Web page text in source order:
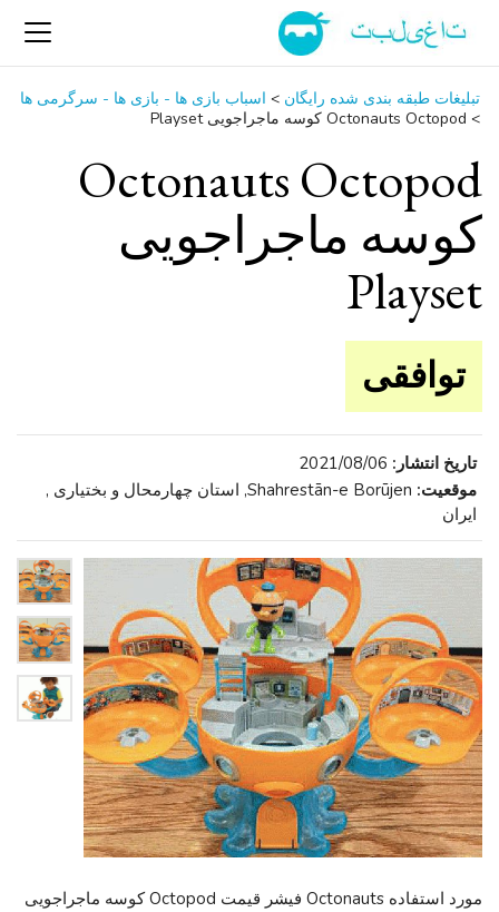
تبلیغات طبقه بندی شده رایگان > اسباب‌ بازی ها - بازی ها - سرگرمی ‌ها
> Octonauts Octopod کوسه ماجراجویی Playset
Octonauts Octopod
کوسه ماجراجویی
Playset
توافقی
تاریخ انتشار: 2021/08/06
موقعیت:
Shahrestān-e Borūjen, استان چهارمحال و بختیاری ,
ایران
مورد استفاده Octonauts فیشر قیمت Octopod کوسه ماجراجویی